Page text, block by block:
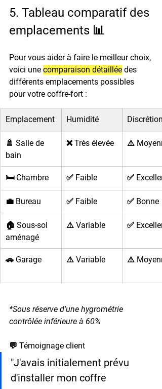
5. Tableau comparatif des
emplacements 📊
Pour vous aider à faire le meilleur choix,
voici une comparaison détaillée des
différents emplacements possibles
pour votre coffre-fort :
Emplacement Humidité Discrétion
🚿 Salle de
bain
❌ Très élevée ⚠️
🛏️ Chambre ✅ Faible ✅
💼 Bureau ✅ Faible ✅ Bonne
🏠 Sous-sol
aménagé
⚠️ Variable ✅
🚗 Garage ⚠️ Variable ⚠️
*Sous réserve d'une hygrométrie
contrôlée inférieure à 60%
💬 Témoignage client
"J'avais initialement prévu
d'installer mon coffre